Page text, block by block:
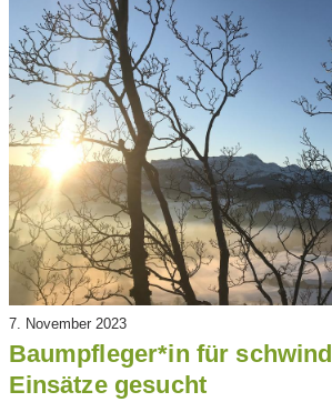
7. November 2023
Baumpfleger*in für
Einsätze gesucht